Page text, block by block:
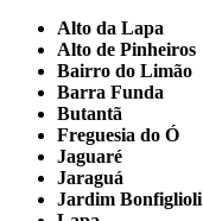
Alto da Lapa
Alto de Pinheiros
Bairro do Limão
Barra Funda
Butantã
Freguesia do Ó
Jaguaré
Jaraguá
Jardim Bonfiglioli